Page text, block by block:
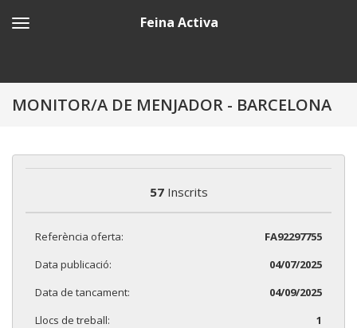
Feina Activa
MONITOR/A DE MENJADOR - BARCELONA
57Inscrits
Referència oferta:
FA92297755
Data publicació:
04/07/2025
Data de tancament:
04/09/2025
Llocs de treball:
1